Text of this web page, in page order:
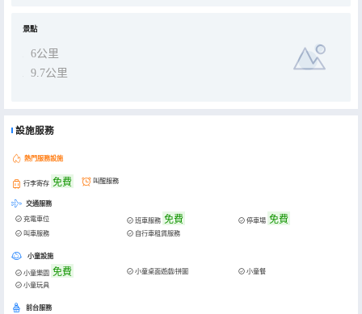
景點
6公里
9.7公里
設施服務
熱門服務設施
行李寄存 免費 叫醒服務
交通服務
充電車位 班車服務 免費 停車場 免費
叫車服務 自行車租賃服務
小童設施
小童樂園 免費 小童桌面遊戲/拼圖
小童餐
小童玩具
前台服務